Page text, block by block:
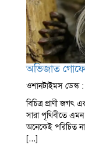
অভিজাত
ওশানটাইমস ডেস্ক :
বিচিত্র প্রাণী জগৎ
সারা পৃথিবীতে এমন
অনেকেই পরিচিত
[…]